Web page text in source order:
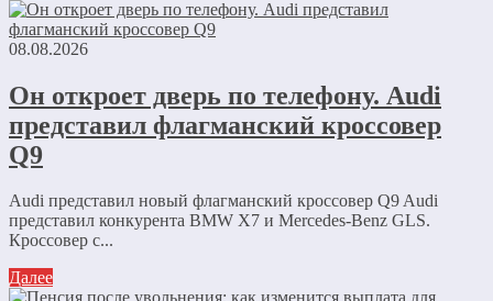
08.08.2026
Он откроет дверь по телефону. Audi
представил флагманский кроссовер
Q9
Audi представил новый флагманский кроссовер Q9 Audi
представил конкурента BMW X7 и Mercedes-Benz GLS.
Кроссовер с...
Далее